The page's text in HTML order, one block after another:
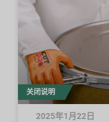
关闭说明
2025年1月22日